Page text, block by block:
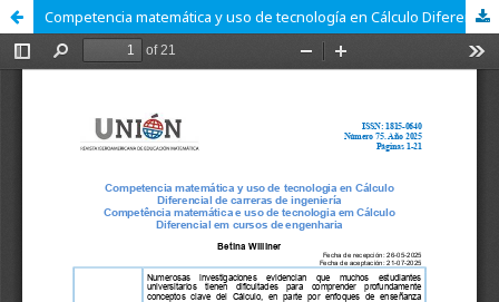
Competencia matemática y uso de tecnología en Cálculo Diferencial de carreras de ingeniería